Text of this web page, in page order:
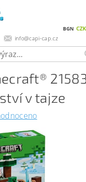
info@capi-cap.cz
BGN CZK
v tajze